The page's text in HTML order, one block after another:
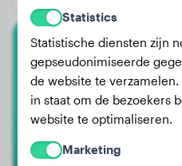
Statistics
Statistische diensten zijn
gepseudonimiseerde
de website te
in staat om de bezoekers
website te optimaliseren.
Marketing